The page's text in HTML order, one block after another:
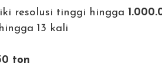
resolusi tinggi hingga
13 kali
ton